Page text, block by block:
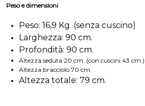
Peso e dimensioni
Peso: 16,9 Kg. (senza cuscino)
Larghezza: 90 cm.
Profondità: 90 cm.
Altezza seduta 20 cm. (con cuscini 43 cm.)
Altezza bracciolo 70 cm.
Altezza totale: 79 cm.